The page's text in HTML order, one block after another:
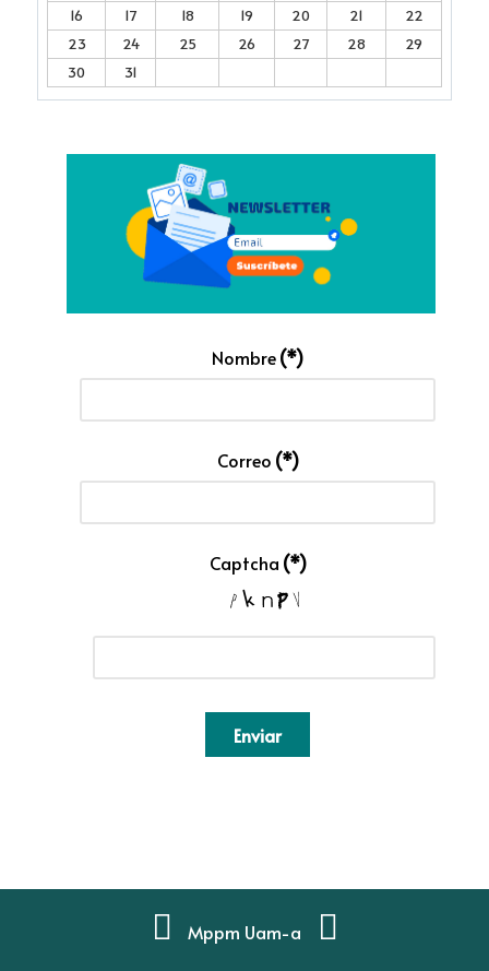
16
17 18 19 20 21
22
23
24 25 26 27 28
29
30
31
Nombre(*)
Correo (*)
Captcha (*)
Enviar
Mppm Uam-a